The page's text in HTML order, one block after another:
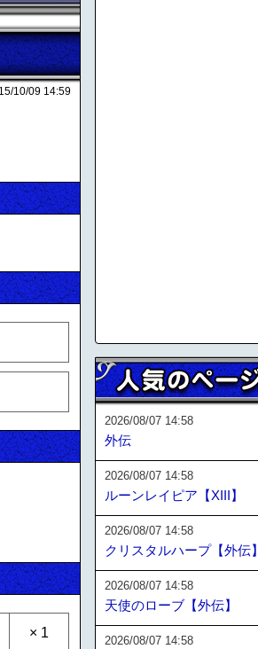
10/09 14:59
× 1
2026/08/07 14:58
外伝
2026/08/07 14:58
ルーンレイピア【XIII】
2026/08/07 14:58
クリスタルハープ【外伝】
2026/08/07 14:58
天使のローブ【外伝】
2026/08/07 14:58